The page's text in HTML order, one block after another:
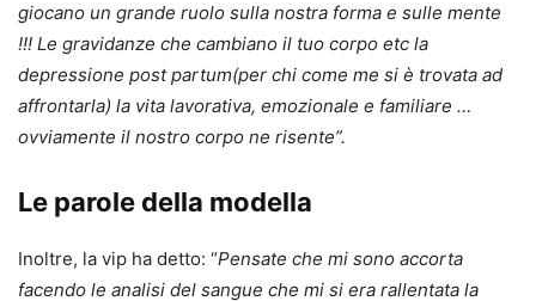
giocano un grande ruolo sulla nostra forma e sulle mente
!!! Le gravidanze che cambiano il tuo corpo etc la
depressione post partum(per chi come me si è trovata ad
affrontarla) la vita lavorativa, emozionale e familiare …
ovviamente il nostro corpo ne risente”.
Le parole della modella
Inoltre, la vip ha detto: “Pensate che mi sono accorta
facendo le analisi del sangue che mi si era rallentata la